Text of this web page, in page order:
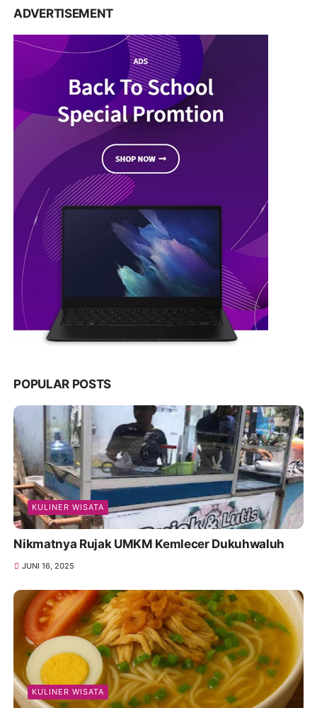
ADVERTISEMENT
POPULAR POSTS
KULINER WISATA
Nikmatnya Rujak UMKM Kemlecer Dukuhwaluh
JUNI 16, 2025
KULINER WISATA